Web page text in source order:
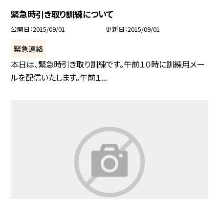
緊急時引き取り訓練について
公開日 2015/09/01 更新日 2015/09/01
緊急連絡
本日は、緊急時引き取り訓練です。午前１０時に訓練用メー
ルを配信いたします。午前１...